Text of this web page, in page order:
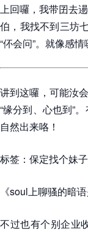
上回囉，我带囝去
伯，我找不到三坊
“伓会问”。就像感
讲到这囉，可能汝
“缘分到、心也到”
自然出来咯！
标签：保定找个妹
《soul上聊骚的暗语
不过也有个别企业